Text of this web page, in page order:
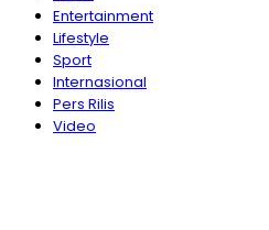
Entertainment
Lifestyle
Sport
Internasional
Pers Rilis
Video